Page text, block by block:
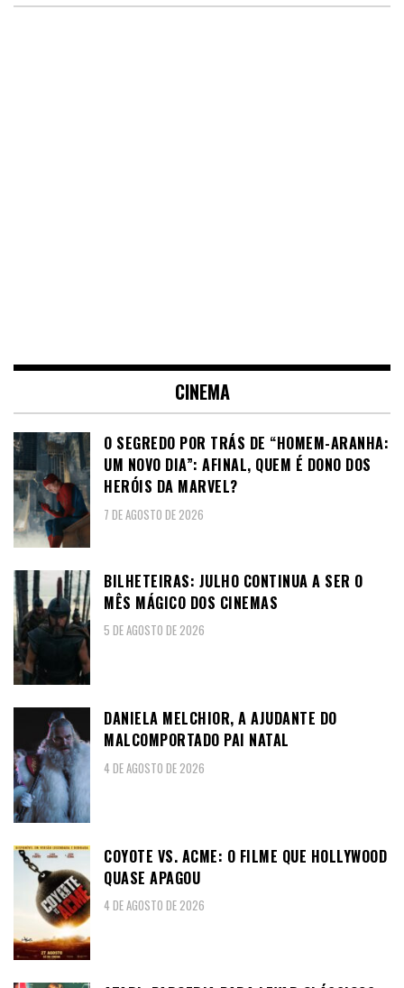
CINEMA
O SEGREDO POR TRÁS DE “HOMEM-ARANHA:
UM NOVO DIA”: AFINAL, QUEM É DONO DOS
HERÓIS DA MARVEL?
7 DE AGOSTO DE 2026
BILHETEIRAS: JULHO CONTINUA A SER O
MÊS MÁGICO DOS CINEMAS
5 DE AGOSTO DE 2026
DANIELA MELCHIOR, A AJUDANTE DO
MALCOMPORTADO PAI NATAL
4 DE AGOSTO DE 2026
COYOTE VS. ACME: O FILME QUE HOLLYWOOD
QUASE APAGOU
4 DE AGOSTO DE 2026